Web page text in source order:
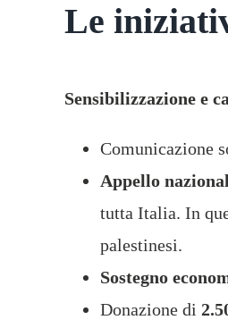
Le
Sensibilizzazione e
Comunicazione
Appello
tutta Italia. In
palestinesi.
Sostegno
Donazione di